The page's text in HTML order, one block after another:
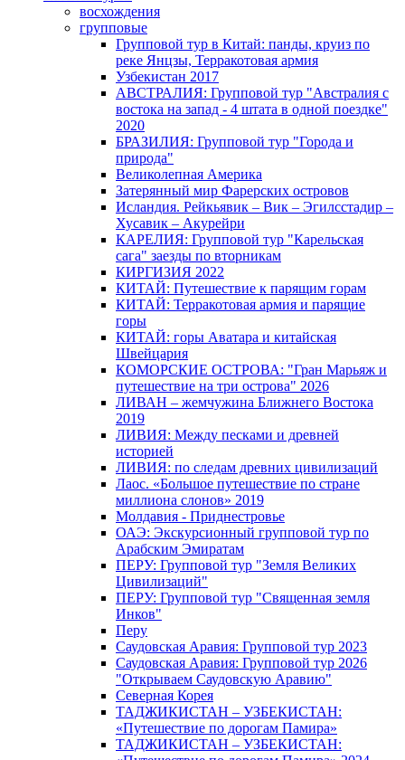
восхождения
групповые
Групповой тур в Китай: панды, круиз по
реке Янцзы, Терракотовая армия
Узбекистан 2017
АВСТРАЛИЯ: Групповой тур "Австралия с
востока на запад - 4 штата в одной поездке"
2020
БРАЗИЛИЯ: Групповой тур "Города и
природа"
Великолепная Америка
Затерянный мир Фарерских островов
Исландия. Рейкьявик – Вик – Эгилсстадир –
Хусавик – Акурейри
КАРЕЛИЯ: Групповой тур "Карельская
сага" заезды по вторникам
КИРГИЗИЯ 2022
КИТАЙ: Путешествие к парящим горам
КИТАЙ: Терракотовая армия и парящие
горы
КИТАЙ: горы Аватара и китайская
Швейцария
КОМОРСКИЕ ОСТРОВА: "Гран Марьяж и
путешествие на три острова" 2026
ЛИВАН – жемчужина Ближнего Востока
2019
ЛИВИЯ: Между песками и древней
историей
ЛИВИЯ: по следам древних цивилизаций
Лаос. «Большое путешествие по стране
миллиона слонов» 2019
Молдавия - Приднестровье
ОАЭ: Экскурсионный групповой тур по
Арабским Эмиратам
ПЕРУ: Групповой тур "Земля Великих
Цивилизаций"
ПЕРУ: Групповой тур "Священная земля
Инков"
Перу
Саудовская Аравия: Групповой тур 2023
Саудовская Аравия: Групповой тур 2026
"Открываем Саудовскую Аравию"
Северная Корея
ТАДЖИКИСТАН – УЗБЕКИСТАН:
«Путешествие по дорогам Памира»
ТАДЖИКИСТАН – УЗБЕКИСТАН: